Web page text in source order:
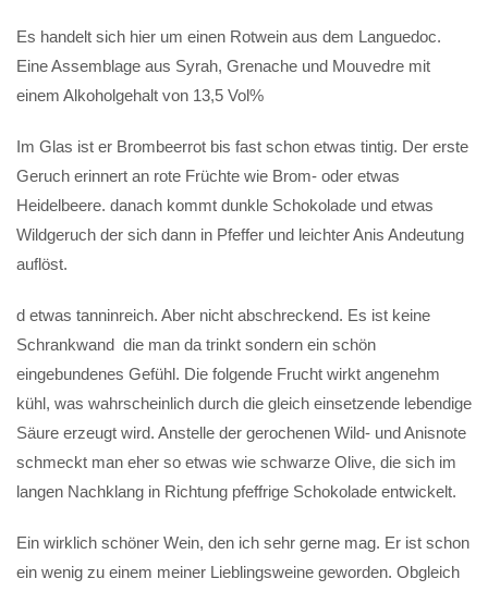
Es handelt sich hier um einen Rotwein aus dem Languedoc.
Eine Assemblage aus Syrah, Grenache und Mouvedre mit
einem Alkoholgehalt von 13,5 Vol%
Im Glas ist er Brombeerrot bis fast schon etwas tintig. Der erste
Geruch erinnert an rote Früchte wie Brom- oder etwas
Heidelbeere. danach kommt dunkle Schokolade und etwas
Wildgeruch der sich dann in Pfeffer und leichter Anis Andeutung
auflöst.
d etwas tanninreich. Aber nicht abschreckend. Es ist keine
Schrankwand die man da trinkt sondern ein schön
eingebundenes Gefühl. Die folgende Frucht wirkt angenehm
kühl, was wahrscheinlich durch die gleich einsetzende lebendige
Säure erzeugt wird. Anstelle der gerochenen Wild- und Anisnote
schmeckt man eher so etwas wie schwarze Olive, die sich im
langen Nachklang in Richtung pfeffrige Schokolade entwickelt.
Ein wirklich schöner Wein, den ich sehr gerne mag. Er ist schon
ein wenig zu einem meiner Lieblingsweine geworden. Obgleich